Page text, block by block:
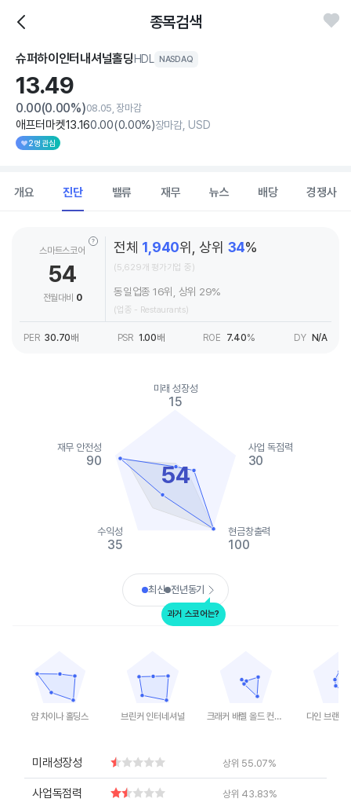
종목검색
슈퍼하이인터내셔널홀딩 HDL NASDAQ
13.49
0.00(0.00%)08.05, 장마감
애프터마켓13.160.00(0.00%)장마감, USD
2명 관심
개요 진단 밸류 재무 뉴스 배당 경쟁사
스마트스코어
54
전월대비 0
전체 1,940위, 상위 34%
(5,629개 평가기업 중)
동일업종 16위, 상위 29%
(업종 - Restaurants)
PER 30.70배 PSR 1.00배 ROE 7.40% DY N/A
54
미래 성장성
15
사업 독점력
30
현금창출력
100
수익성
35
재무 안전성
90
End of interactive chart.
최신 전년동기
과거 스코어는?
The chart has 1 Y axis displaying values. Data ranges from 30
얌 차이나 홀딩스
The chart has 1 X axis displaying categories.
The chart has 1 Y axis displaying values.
브린커 인터네셔널
크래커 배렐 올드 컨트리 스토어
The chart has 1 X axis
The chart has 1 Y axis
크래커 배렐 올드 컨트리 스토어
The
The
다인 브랜즈
미래성장성 상위 55.07%
사업독점력 상위 43.83%